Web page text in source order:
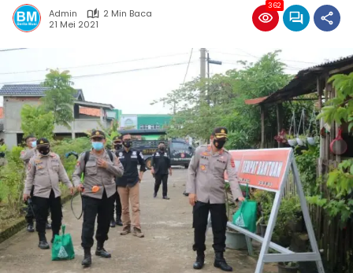
Admin
2 Min Baca
21 Mei 2021
362